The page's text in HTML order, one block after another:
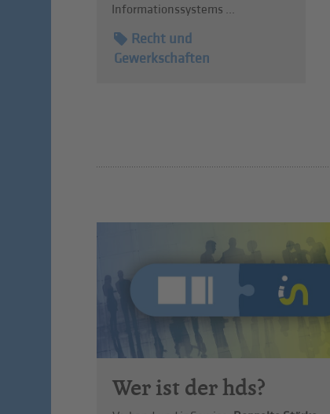
Informationssystems ...
Recht und
Gewerkschaften
Wer ist der hds?